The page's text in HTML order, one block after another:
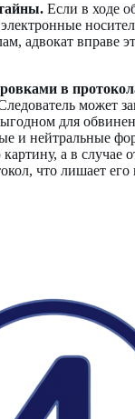
Если в ходе
адвокат вправе
в
может
для
и нейтральные
а в случае
что лишает